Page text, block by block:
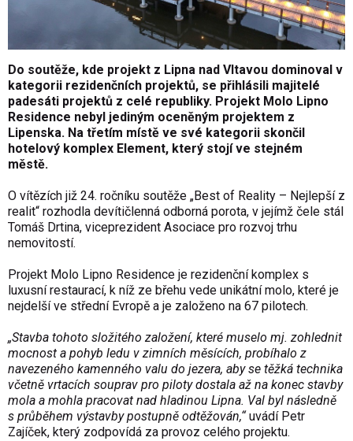
Do soutěže, kde projekt z Lipna nad Vltavou dominoval v
kategorii rezidenčních projektů, se přihlásili majitelé
padesáti projektů z celé republiky. Projekt Molo Lipno
Residence nebyl jediným oceněným projektem z
Lipenska. Na třetím místě ve své kategorii skončil
hotelový komplex Element, který stojí ve stejném
městě.
O vítězích již 24. ročníku soutěže „Best of Reality – Nejlepší z
realit“ rozhodla devítičlenná odborná porota, v jejímž čele stál
Tomáš Drtina, viceprezident Asociace pro rozvoj trhu
nemovitostí.
Projekt Molo Lipno Residence je rezidenční komplex s
luxusní restaurací, k níž ze břehu vede unikátní molo, které je
nejdelší ve střední Evropě a je založeno na 67 pilotech.
„Stavba tohoto složitého založení, které muselo mj. zohlednit
mocnost a pohyb ledu v zimních měsících, probíhalo z
navezeného kamenného valu do jezera, aby se těžká technika
včetně vrtacích souprav pro piloty dostala až na konec stavby
mola a mohla pracovat nad hladinou Lipna. Val byl následně
s průběhem výstavby postupně odtěžován,“uvádí Petr
Zajíček, který zodpovídá za provoz celého projektu.